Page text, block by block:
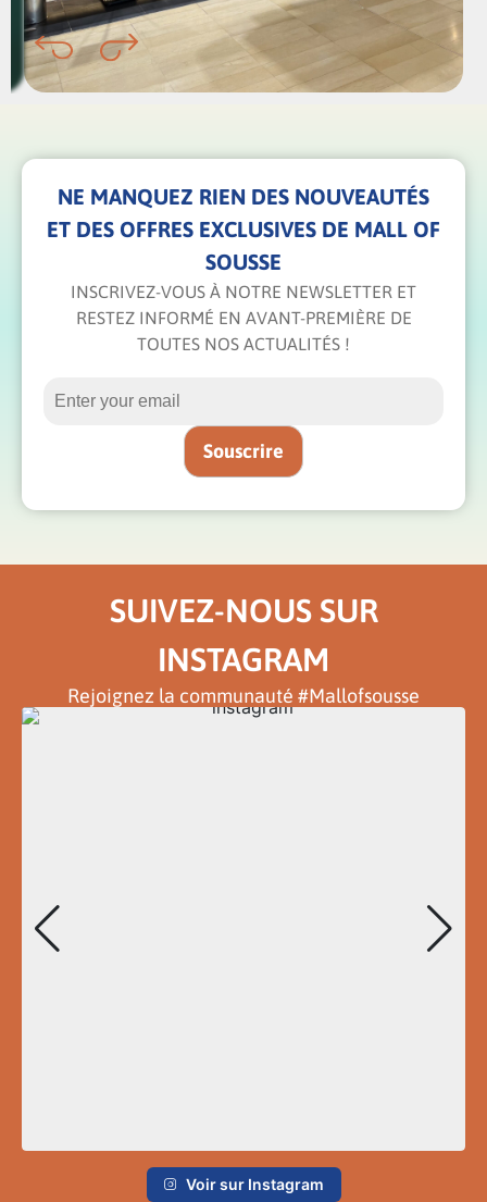
NE MANQUEZ RIEN DES NOUVEAUTÉS
ET DES OFFRES EXCLUSIVES DE MALL OF
SOUSSE
INSCRIVEZ-VOUS À NOTRE NEWSLETTER ET
RESTEZ INFORMÉ EN AVANT-PREMIÈRE DE
TOUTES NOS ACTUALITÉS !
SUIVEZ-NOUS SUR
INSTAGRAM
Rejoignez la communauté #Mallofsousse
Voir sur Instagram